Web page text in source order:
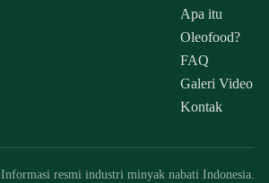
Apa itu
Oleofood?
FAQ
Galeri Video
Kontak
Informasi resmi industri minyak nabati Indonesia.